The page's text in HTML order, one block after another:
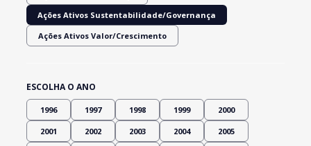
Ações Ativos Sustentabilidade/Governança
Ações Ativos Valor/Crescimento
ESCOLHA O ANO
1996 1997 1998 1999 2000
2001 2002 2003 2004 2005